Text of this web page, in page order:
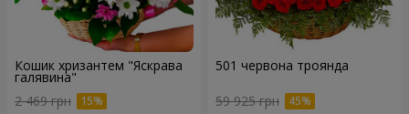
Кошик хризантем "Яскрава
галявина"
2 469 грн
501 червона троянда
59 925 грн